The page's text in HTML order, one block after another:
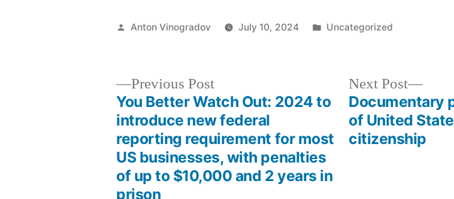
Posted
Anton Vinogradov July 10, 2024
Posted
Uncategorized
navigation
Previous PostPrevious
post:
You Better Watch Out: 2024 to
introduce new federal
reporting requirement for most
US businesses, with penalties
of up to $10,000 and 2 years in
prison
Next Post
Next
post:
Documentary
of United
citizenship